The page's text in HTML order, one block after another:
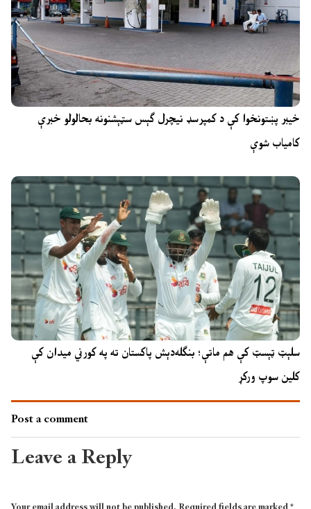
خیبر پښتونخوا کې د کمپرسډ نیچرل ګېس سټېشنونه بحالولو خبرې
کامیاب شوې
سلېټ ټېسټ کې هم ماتې؛ بنګله‌دېش پاکستان ته په کورني میدان کې
کلین سوپ ورکړ
Post a comment
Leave a Reply